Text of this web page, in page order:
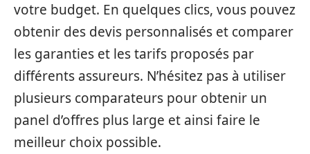
votre budget. En quelques clics, vous pouvez
obtenir des devis personnalisés et comparer
les garanties et les tarifs proposés par
différents assureurs. N’hésitez pas à utiliser
plusieurs comparateurs pour obtenir un
panel d’offres plus large et ainsi faire le
meilleur choix possible.